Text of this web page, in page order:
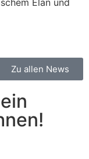
Elan und
Zu allen News